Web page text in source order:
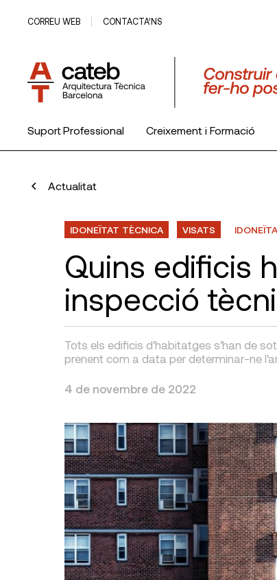
CORREU WEB CONTACTA’NS
Suport Professional Creixement i Formació
Actualitat
IDONEÏTAT TÈCNICA VISATS
Quins edificis
inspecció
Tots els edificis d’habitatges s’han de
prenent com a data per determinar-ne
4 de novembre de 2022